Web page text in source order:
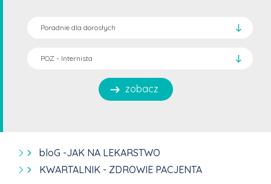
zobacz
bloG -JAK NA LEKARSTWO
KWARTALNIK - ZDROWIE PACJENTA